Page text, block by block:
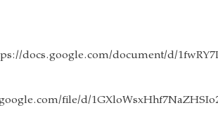
docs.google.com/document/d/
file/d/